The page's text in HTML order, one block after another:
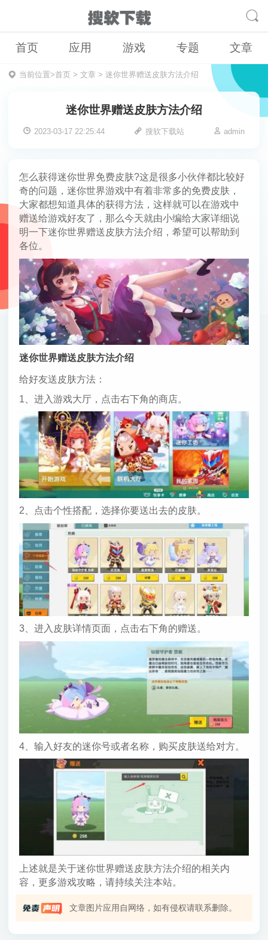
首页 应用 游戏 专题 文章
当前位置>首页> 文章 > 迷你世界赠送皮肤方法介绍
迷你世界赠送皮肤方法介绍
2023-03-17 22:25:44 搜软下载站 admin
怎么获得迷你世界免费皮肤?这是很多小伙伴都比较好
奇的问题，迷你世界游戏中有着非常多的免费皮肤，
大家都想知道具体的获得方法，这样就可以在游戏中
赠送给游戏好友了，那么今天就由小编给大家详细说
明一下迷你世界赠送皮肤方法介绍，希望可以帮助到
各位。
迷你世界赠送皮肤方法介绍
给好友送皮肤方法：
1、进入游戏大厅，点击右下角的商店。
2、点击个性搭配，选择你要送出去的皮肤。
3、进入皮肤详情页面，点击右下角的赠送。
4、输入好友的迷你号或者名称，购买皮肤送给对方。
上述就是关于迷你世界赠送皮肤方法介绍的相关内
容，更多游戏攻略，请持续关注本站。
文章图片应用自网络，如有侵权请联系删除。